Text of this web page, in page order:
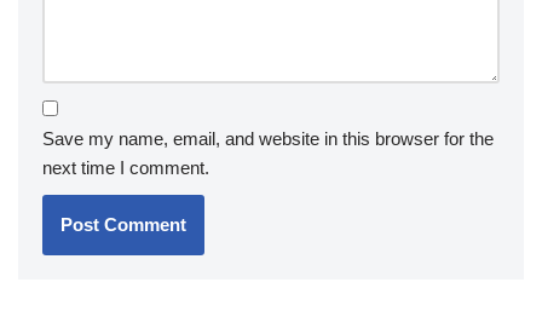
Save my name, email, and website in this browser for the
next time I comment.